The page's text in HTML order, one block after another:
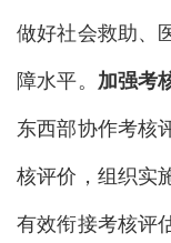
做好社会救助、
障水平。 加强考
东西部协作考核
核评价，组织实
有效衔接考核评